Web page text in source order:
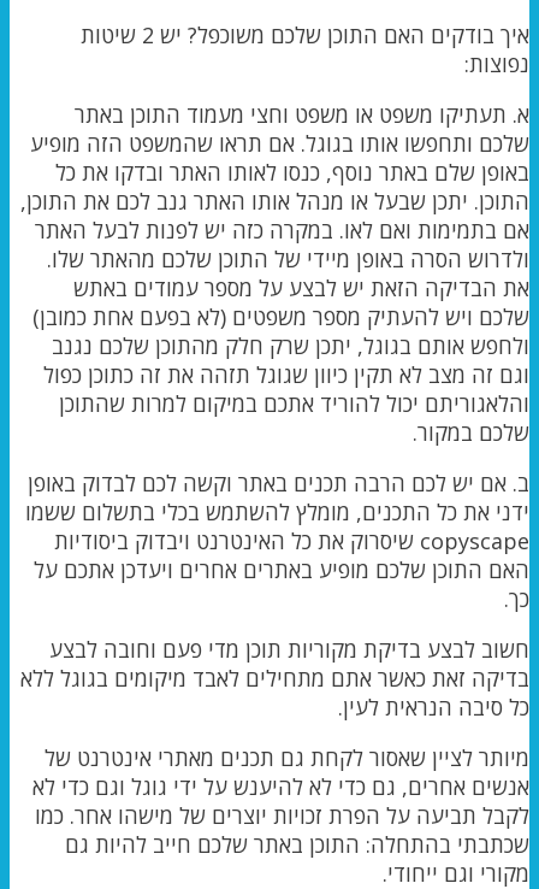
איך בודקים האם התוכן שלכם משוכפל? יש 2 שיטות
נפוצות:
א. תעתיקו משפט או משפט וחצי מעמוד התוכן באתר
שלכם ותחפשו אותו בגוגל. אם תראו שהמשפט הזה מופיע
באופן שלם באתר נוסף, כנסו לאותו האתר ובדקו את כל
התוכן. יתכן שבעל או מנהל אותו האתר גנב לכם את התוכן,
אם בתמימות ואם לאו. במקרה כזה יש לפנות לבעל האתר
ולדרוש הסרה באופן מיידי של התוכן שלכם מהאתר שלו.
את הבדיקה הזאת יש לבצע על מספר עמודים באתש
שלכם ויש להעתיק מספר משפטים (לא בפעם אחת כמובן)
ולחפש אותם בגוגל, יתכן שרק חלק מהתוכן שלכם נגנב
וגם זה מצב לא תקין כיוון שגוגל תזהה את זה כתוכן כפול
והלאגוריתם יכול להוריד אתכם במיקום למרות שהתוכן
שלכם במקור.
ב. אם יש לכם הרבה תכנים באתר וקשה לכם לבדוק באופן
ידני את כל התכנים, מומלץ להשתמש בכלי בתשלום ששמו
copyscape שיסרוק את כל האינטרנט ויבדוק ביסודיות
האם התוכן שלכם מופיע באתרים אחרים ויעדכן אתכם על
כך.
חשוב לבצע בדיקת מקוריות תוכן מדי פעם וחובה לבצע
בדיקה זאת כאשר אתם מתחילים לאבד מיקומים בגוגל ללא
כל סיבה הנראית לעין.
מיותר לציין שאסור לקחת גם תכנים מאתרי אינטרנט של
אנשים אחרים, גם כדי לא להיענש על ידי גוגל וגם כדי לא
לקבל תביעה על הפרת זכויות יוצרים של מישהו אחר. כמו
שכתבתי בהתחלה: התוכן באתר שלכם חייב להיות גם
מקורי וגם ייחודי.